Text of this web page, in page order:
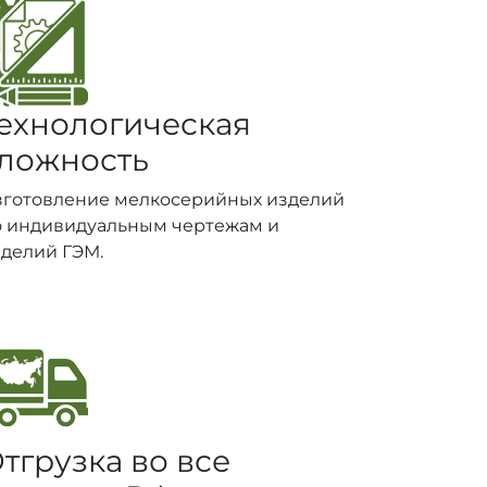
мелкосерийных изделий
индивидуальным чертежам и
ГЭМ.
во все